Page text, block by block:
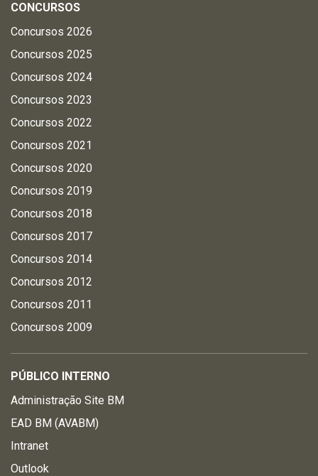
CONCURSOS
Concursos 2026
Concursos 2025
Concursos 2024
Concursos 2023
Concursos 2022
Concursos 2021
Concursos 2020
Concursos 2019
Concursos 2018
Concursos 2017
Concursos 2014
Concursos 2012
Concursos 2011
Concursos 2009
PÚBLICO INTERNO
Administração Site BM
EAD BM (AVABM)
Intranet
Outlook